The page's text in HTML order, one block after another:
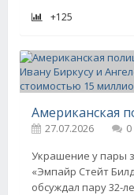
+125
27.07.2026
0
Украшение у пары
«Эмпайр Стейт
обсуждал пару 32-